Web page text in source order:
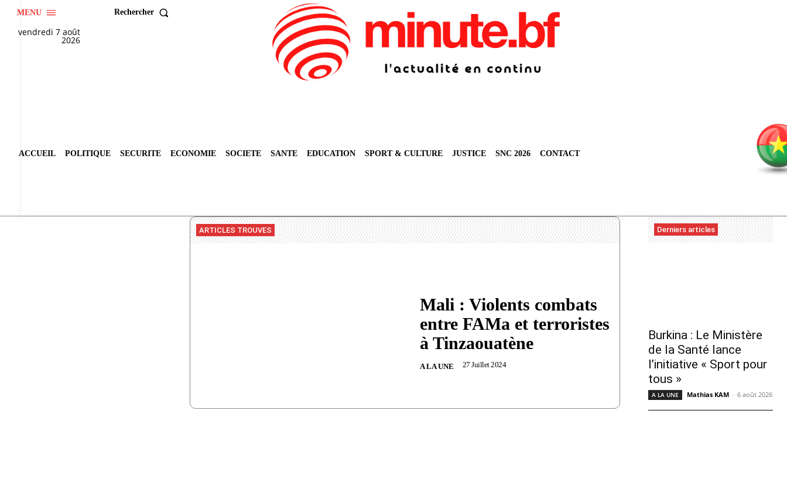
MENU Rechercher
vendredi 7 août
2026
ACCUEIL POLITIQUE SECURITE ECONOMIE SOCIETE SANTE EDUCATION SPORT & CULTURE JUSTICE SNC 2026 CONTACT
ARTICLES TROUVES
Mali : Violents combats
entre FAMa et terroristes
à Tinzaouatène
A LA UNE 27 Juillet 2024
Derniers articles
Burkina : Le Ministère
de la Santé lance
l’initiative « Sport pour
tous »
A LA UNE Mathias KAM - 6 août 2026